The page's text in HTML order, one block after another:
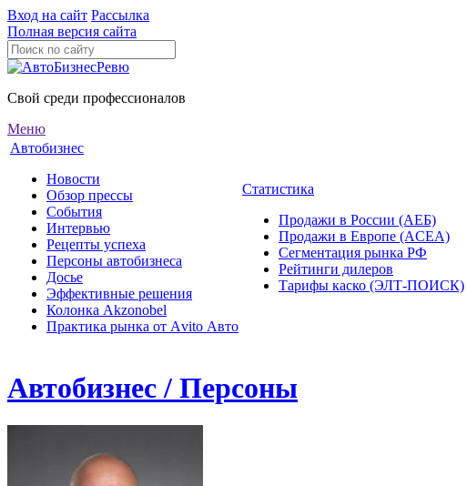
Вход на сайт Рассылка
Полная версия сайта
Свой среди профессионалов
Меню
Автобизнес
Новости
Обзор прессы
События
Интервью
Рецепты успеха
Персоны автобизнеса
Досье
Эффективные решения
Колонка Akzonobel
Практика рынка от Аvito Авто
Статистика
Продажи в России (АЕБ)
Продажи в Европе (ACEA)
Сегментация рынка РФ
Рейтинги дилеров
Тарифы каско (ЭЛТ-ПОИСК)
Автобизнес / Персоны